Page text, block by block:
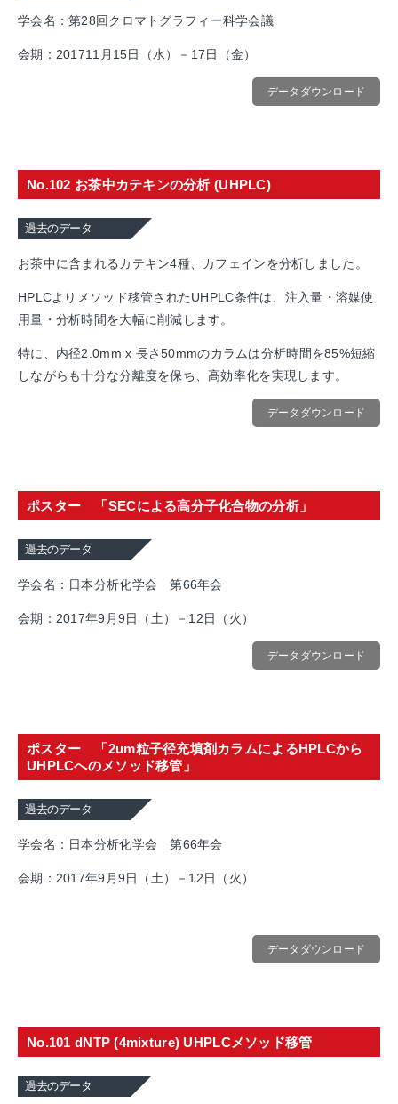
学会名：第28回クロマトグラフィー科学会議
会期：201711月15日（水）－17日（金）
データダウンロード
No.102 お茶中カテキンの分析 (UHPLC)
過去のデータ
お茶中に含まれるカテキン4種、カフェインを分析しました。
HPLCよりメソッド移管されたUHPLC条件は、注入量・溶媒使
用量・分析時間を大幅に削減します。
特に、内径2.0mm x 長さ50mmのカラムは分析時間を85%短縮
しながらも十分な分離度を保ち、高効率化を実現します。
データダウンロード
ポスター 「SECによる高分子化合物の分析」
過去のデータ
学会名：日本分析化学会 第66年会
会期：2017年9月9日（土）－12日（火）
データダウンロード
ポスター 「2um粒子径充填剤カラムによるHPLCから
UHPLCへのメソッド移管」
過去のデータ
学会名：日本分析化学会 第66年会
会期：2017年9月9日（土）－12日（火）
データダウンロード
No.101 dNTP (4mixture) UHPLCメソッド移管
過去のデータ